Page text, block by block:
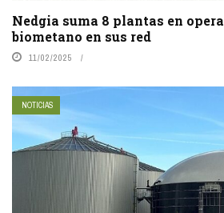
Nedgia suma 8 plantas en
biometano en sus red
11/02/2025
NOTICIAS